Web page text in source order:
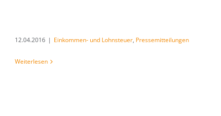
12.04.2016 | Einkommen- und Lohnsteuer, Pressemitteilungen
Weiterlesen